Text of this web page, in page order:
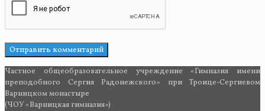
Частное общеобразовательное учреждение «Гимназия имени
преподобного Сергия Радонежского» при Троице-Сергиевом
Варницком монастыре
(ЧОУ «Варницкая гимназия»)